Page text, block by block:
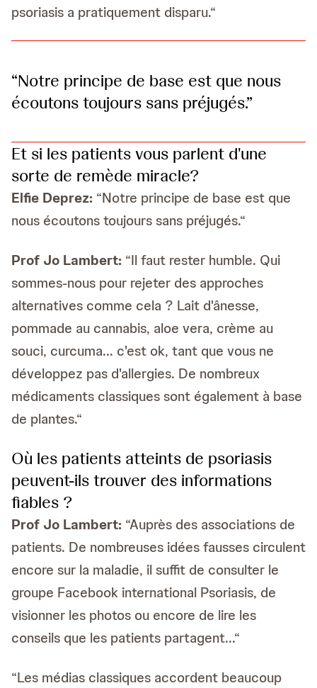
psoriasis a pratiquement disparu.“
“Notre principe de base est que nous
écoutons toujours sans préjugés.”
Et si les patients vous parlent d'une
sorte de remède miracle?
Elfie Deprez: “Notre principe de base est que
nous écoutons toujours sans préjugés.“
Prof Jo Lambert: “Il faut rester humble. Qui
sommes-nous pour rejeter des approches
alternatives comme cela ? Lait d'ânesse,
pommade au cannabis, aloe vera, crème au
souci, curcuma... c'est ok, tant que vous ne
développez pas d'allergies. De nombreux
médicaments classiques sont également à base
de plantes.“
Où les patients atteints de psoriasis
peuvent-ils trouver des informations
fiables ?
Prof Jo Lambert: “Auprès des associations de
patients. De nombreuses idées fausses circulent
encore sur la maladie, il suffit de consulter le
groupe Facebook international Psoriasis, de
visionner les photos ou encore de lire les
conseils que les patients partagent...“
“Les médias classiques accordent beaucoup